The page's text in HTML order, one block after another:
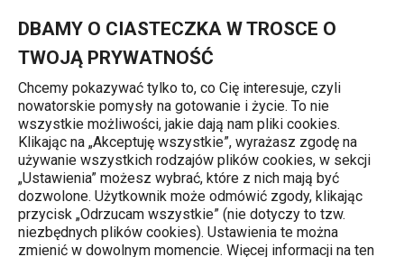
DBAMY O CIASTECZKA W TROSCE O
TWOJĄ PRYWATNOŚĆ
Chcemy pokazywać tylko to, co Cię interesuje, czyli
nowatorskie pomysły na gotowanie i życie. To nie
wszystkie możliwości, jakie dają nam pliki cookies.
Klikając na „Akceptuję wszystkie”, wyrażasz zgodę na
używanie wszystkich rodzajów plików cookies, w sekcji
„Ustawienia” możesz wybrać, które z nich mają być
dozwolone. Użytkownik może odmówić zgody, klikając
przycisk „Odrzucam wszystkie” (nie dotyczy to tzw.
niezbędnych plików cookies). Ustawienia te można
zmienić w dowolnym momencie. Więcej informacji na ten
Strona główna
Filiżanka do espresso z podstawką
myCOFFEE, 6 szt., Ametyst
Darmowa dostawa